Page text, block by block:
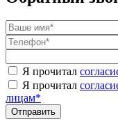
Я прочитал
Я прочитал
лицам*